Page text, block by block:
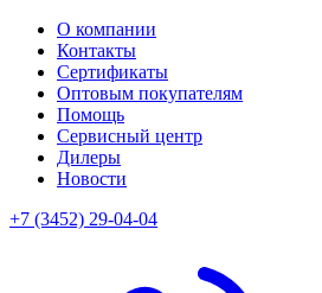
О компании
Контакты
Сертификаты
Оптовым покупателям
Помощь
Сервисный центр
Дилеры
Новости
+7 (3452) 29-04-04